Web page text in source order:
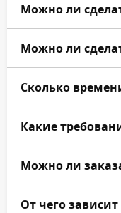
Чаще всего
Можно ли
Да, доступны
Можно ли
Да, плотная
Сколько
Стандартный
Какие
Файл желательно
Можно ли
Да, дизайнеры
От чего